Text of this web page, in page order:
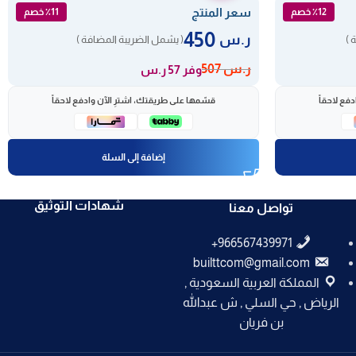
٪12 خصم
)
لاحقاً
سعر المنتج ٪11 خصم
ر.س ( يشمل الضريبة المضافة )
ر.س507 وفر 57 ر.س
قسّمها على طريقتك، اشترِ الآن وادفع لاحقاً
إضافة إلى السلة
تواصل معنا
builttcom@gmail.com
المملكة العربية السعودية ,
الرياض , حي السلي , ش عبدالله
بن فريان
شهادات التوثيق